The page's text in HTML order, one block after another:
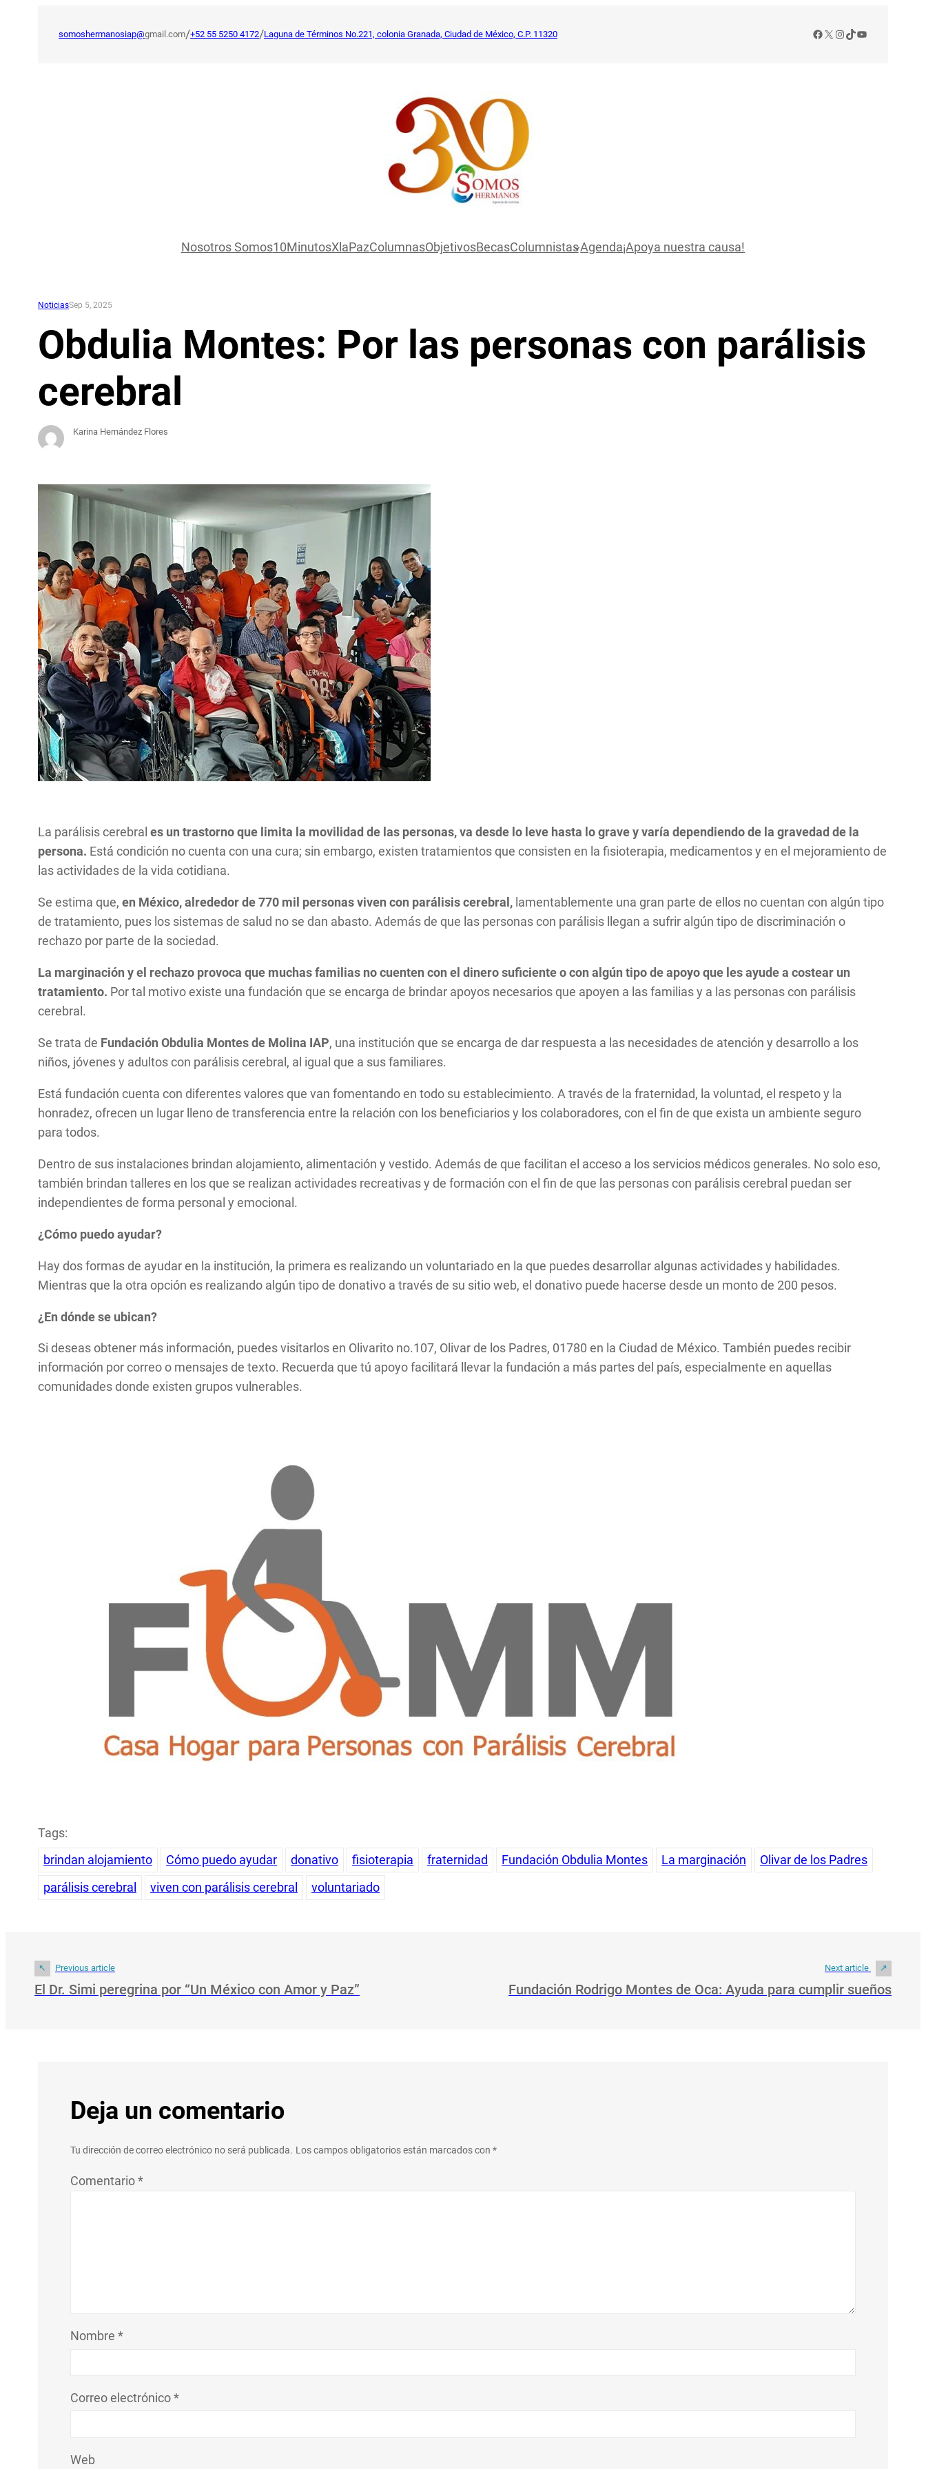
somoshermanosiap@gmail.com/+52 55 5250 4172/Laguna de Términos No.221, colonia Granada, Ciudad de México, C.P. 11320 Facebook
X Instagram
TikTok
YouTube
Nosotros Somos10MinutosXlaPazColumnasObjetivosBecasColumnistasAgenda¡Apoya nuestra causa!
NoticiasSep 5, 2025
Obdulia Montes: Por las personas con parálisis
cerebral
Karina Hernández Flores
La parálisis cerebrales un trastorno que limita la movilidad de las personas, va desde lo leve hasta lo grave y varía dependiendo de la gravedad de la
persona. Está condición no cuenta con una cura; sin embargo, existen tratamientos que consisten en la fisioterapia, medicamentos y en el mejoramiento de
las actividades de la vida cotidiana.
Se estima que,en México, alrededor de 770 mil personas viven con parálisis cerebral, lamentablemente una gran parte de ellos no cuentan con algún tipo
de tratamiento, pues los sistemas de salud no se dan abasto. Además de que las personas con parálisis llegan a sufrir algún tipo de discriminación o
rechazo por parte de la sociedad.
La marginación y el rechazo provoca que muchas familias no cuenten con el dinero suficiente o con algún tipo de apoyo que les ayude a costear un
tratamiento. Por tal motivo existe una fundación que se encarga de brindar apoyos necesarios que apoyen a las familias y a las personas con parálisis
cerebral.
Se trata de Fundación Obdulia Montes de Molina IAP, una institución que se encarga de dar respuesta a las necesidades de atención y desarrollo a los
niños, jóvenes y adultos con parálisis cerebral, al igual que a sus familiares.
Está fundación cuenta con diferentes valores que van fomentando en todo su establecimiento. A través de la fraternidad, la voluntad, el respeto y la
honradez, ofrecen un lugar lleno de transferencia entre la relación con los beneficiarios y los colaboradores, con el fin de que exista un ambiente seguro
para todos.
Dentro de sus instalaciones brindan alojamiento, alimentación y vestido. Además de que facilitan el acceso a los servicios médicos generales. No solo eso,
también brindan talleres en los que se realizan actividades recreativas y de formación con el fin de que las personas con parálisis cerebral puedan ser
independientes de forma personal y emocional.
¿Cómo puedo ayudar?
Hay dos formas de ayudar en la institución, la primera es realizando un voluntariado en la que puedes desarrollar algunas actividades y habilidades.
Mientras que la otra opción es realizando algún tipo de donativo a través de su sitio web, el donativo puede hacerse desde un monto de 200 pesos.
¿En dónde se ubican?
Si deseas obtener más información, puedes visitarlos en Olivarito no.107, Olivar de los Padres, 01780 en la Ciudad de México. También puedes recibir
información por correo o mensajes de texto. Recuerda que tú apoyo facilitará llevar la fundación a más partes del país, especialmente en aquellas
comunidades donde existen grupos vulnerables.
Tags:
brindan alojamiento
Cómo puedo ayudar donativo fisioterapia fraternidad Fundación Obdulia Montes La marginación
Olivar de los Padres
parálisis cerebral
viven con parálisis cerebral voluntariado
Previous article
El Dr. Simi peregrina por “Un México con Amor y Paz”
Next article
Fundación Rodrigo Montes de Oca: Ayuda para cumplir sueños
Deja un comentario
Tu dirección de correo electrónico no será publicada. Los campos obligatorios están marcados con*
Comentario*
Nombre*
Correo electrónico*
Web